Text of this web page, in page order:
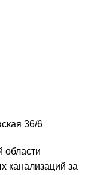
36/6
области
канализаций за